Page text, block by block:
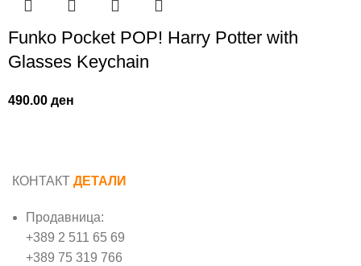
Funko Pocket POP! Harry Potter with
Glasses Keychain
490.00ден
КОНТАКТ ДЕТАЛИ
Продавница:
+389 2 511 65 69
+389 75 319 766